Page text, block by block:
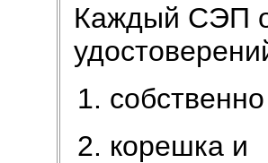
Каждый СЭП
корешка и